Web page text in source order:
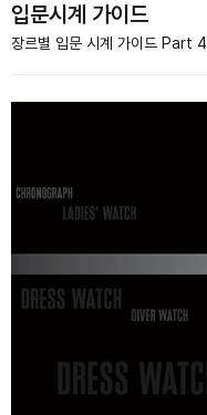
입문시계 가이드
장르별 입문 시계 가이드 Part 4